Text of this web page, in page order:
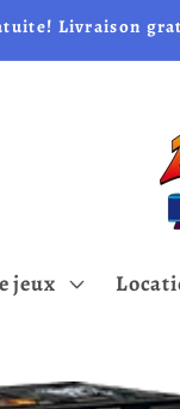
Livraison
jeux